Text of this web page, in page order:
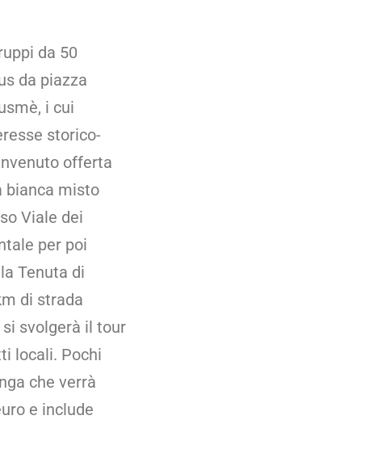
da 50
da piazza
i cui
storico-
offerta
bianca misto
Viale dei
per poi
Tenuta di
di strada
si svolgerà il tour
locali. Pochi
che verrà
e include